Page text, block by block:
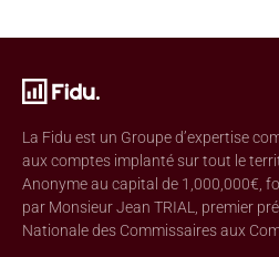
La Fidu est un Groupe d’expertise
aux comptes implanté sur tout le
Anonyme au capital de 1,000,000€,
par Monsieur Jean TRIAL, premier
Nationale des Commissaires aux